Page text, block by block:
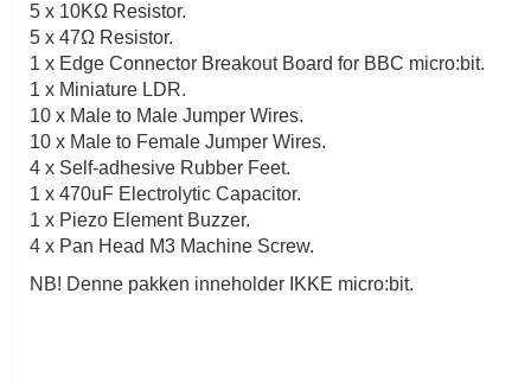
5 x 10KΩ Resistor.
5 x 47Ω Resistor.
1 x Edge Connector Breakout Board for BBC micro:bit.
1 x Miniature LDR.
10 x Male to Male Jumper Wires.
10 x Male to Female Jumper Wires.
4 x Self-adhesive Rubber Feet.
1 x 470uF Electrolytic Capacitor.
1 x Piezo Element Buzzer.
4 x Pan Head M3 Machine Screw.
NB! Denne pakken inneholder IKKE micro:bit.